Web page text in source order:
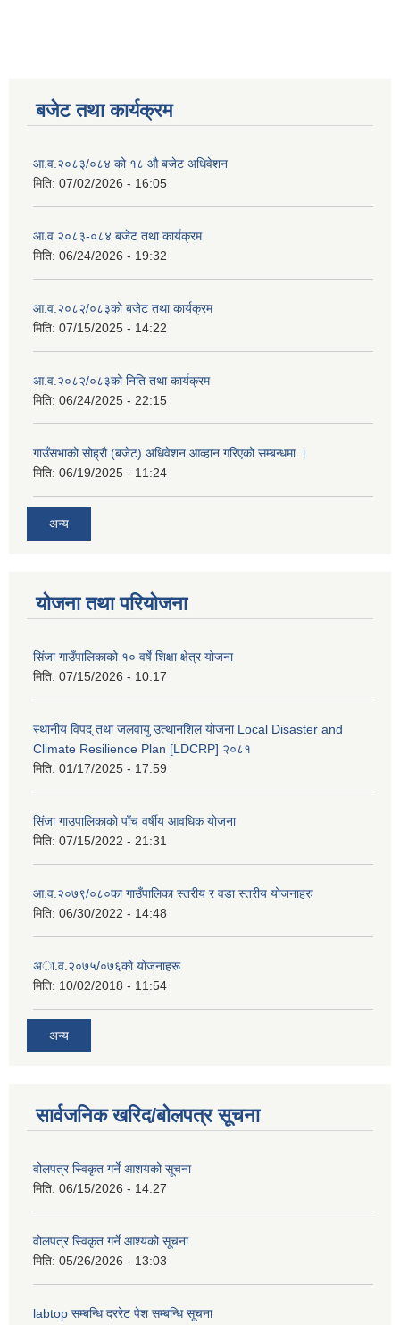
बजेट तथा कार्यक्रम
आ.व.२०८३/०८४ को १८ ‍औ बजेट अधिवेशन
मिति: 07/02/2026 - 16:05
आ.व २०८३-०८४ बजेट तथा कार्यक्रम
मिति: 06/24/2026 - 19:32
आ.व.२०८२/०८३को बजेट तथा कार्यक्रम
मिति: 07/15/2025 - 14:22
आ.व.२०८२/०८३को निति तथा कार्यक्रम
मिति: 06/24/2025 - 22:15
गाउँसभाको सोह्रौ (बजेट) अधिवेशन आव्हान गरिएको सम्बन्धमा ।
मिति: 06/19/2025 - 11:24
अन्य
योजना तथा परियोजना
सिंजा गाउँपालिकाको १० वर्षे शिक्षा क्षेत्र योजना
मिति: 07/15/2026 - 10:17
स्थानीय विपद् तथा जलवायु उत्थानशिल योजना Local Disaster and
Climate Resilience Plan [LDCRP] २०८१
मिति: 01/17/2025 - 17:59
सिंजा गाउपालिकाको पाँच वर्षीय आवधिक योजना
मिति: 07/15/2022 - 21:31
आ.व.२०७९/०८०का गाउँपालिका स्तरीय र वडा स्तरीय योजनाहरु
मिति: 06/30/2022 - 14:48
अा‍‍.व.२०७५/०७६काे याेजनाहरू
मिति: 10/02/2018 - 11:54
अन्य
सार्वजनिक खरिद/बोलपत्र सूचना
वोलपत्र स्विकृत गर्ने आशयको सूचना
मिति: 06/15/2026 - 14:27
वोलपत्र स्विकृत गर्ने आश्यको सूचना
मिति: 05/26/2026 - 13:03
labtop सम्बन्धि दररेट पेश सम्बन्धि सूचना